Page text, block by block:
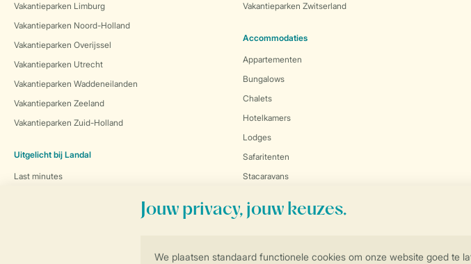
Vakantieparken Limburg
Vakantieparken Noord-Holland
Vakantieparken Overijssel
Vakantieparken Utrecht
Vakantieparken Waddeneilanden
Vakantieparken Zeeland
Vakantieparken Zuid-Holland
Uitgelicht bij Landal
Last minutes
Vakantieparken Zwitserland
Accommodaties
Appartementen
Bungalows
Chalets
Hotelkamers
Lodges
Safaritenten
Stacaravans
Tiny houses
Waterbungalows